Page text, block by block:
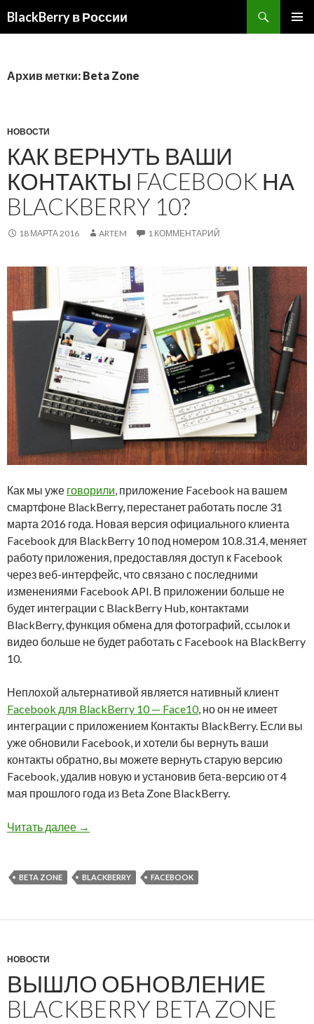
BlackBerry в России
Архив метки: Beta Zone
НОВОСТИ
КАК ВЕРНУТЬ ВАШИ
КОНТАКТЫ FACEBOOK НА
BLACKBERRY 10?
18 МАРТА 2016 ARTEM 1 КОММЕНТАРИЙ
Как мы уже говорили, приложение Facebook на вашем
смартфоне BlackBerry, перестанет работать после 31
марта 2016 года. Новая версия официального клиента
Facebook для BlackBerry 10 под номером 10.8.31.4, меняет
работу приложения, предоставляя доступ к Facebook
через веб-интерфейс, что связано с последними
изменениями Facebook API. В приложении больше не
будет интеграции с BlackBerry Hub, контактами
BlackBerry, функция обмена для фотографий, ссылок и
видео больше не будет работать с Facebook на BlackBerry
10.
Неплохой альтернативой является нативный клиент
Facebook для BlackBerry 10 — Face10, но он не имеет
интеграции с приложением Контакты BlackBerry. Если вы
уже обновили Facebook, и хотели бы вернуть ваши
контакты обратно, вы можете вернуть старую версию
Facebook, удалив новую и установив бета-версию от 4
мая прошлого года из Beta Zone BlackBerry.
Читать далее Как вернуть ваши контакты Facebook на
→
BETA ZONE BLACKBERRY FACEBOOK
НОВОСТИ
ВЫШЛО ОБНОВЛЕНИЕ
BLACKBERRY BETA ZONE